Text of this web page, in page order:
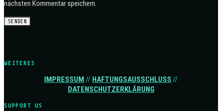
nächsten Kommentar speichern.
WEITERES
IMPRESSUM // HAFTUNGSAUSSCHLUSS //
DATENSCHUTZERKLÄRUNG
SUPPORT US